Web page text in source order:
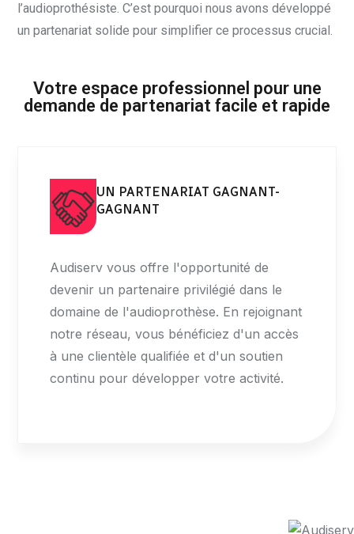
l’audioprothésiste. C’est pourquoi nous avons développé
un partenariat solide pour simplifier ce processus crucial.
Votre espace professionnel pour une
demande de partenariat facile et rapide
UN PARTENARIAT GAGNANT-
GAGNANT
Audiserv vous offre l'opportunité de
devenir un partenaire privilégié dans le
domaine de l'audioprothèse. En rejoignant
notre réseau, vous bénéficiez d'un accès
à une clientèle qualifiée et d'un soutien
continu pour développer votre activité.